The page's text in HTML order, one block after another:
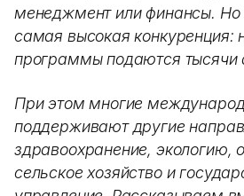
менеджмент или финансы.
самая высокая конкуренция:
программы подаются тысячи
При этом многие
поддерживают другие
здравоохранение, экологию,
сельское хозяйство и